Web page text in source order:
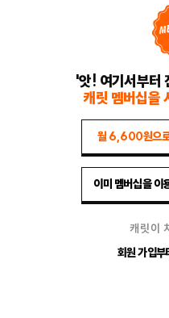
'앗! 여기서부터
캐릿 멤버십을
월 6,600원으
이미 멤버십을 이
캐릿이
회원 가입부